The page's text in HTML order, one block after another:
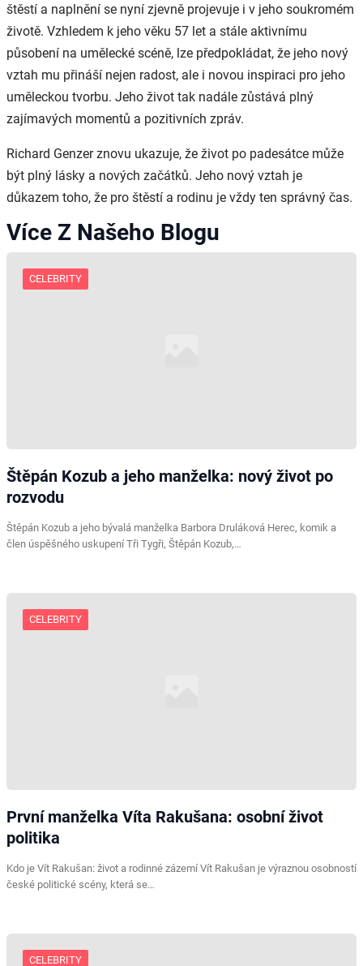
štěstí a naplnění se nyní zjevně projevuje i v jeho soukromém
životě. Vzhledem k jeho věku 57 let a stále aktivnímu
působení na umělecké scéně, lze předpokládat, že jeho nový
vztah mu přináší nejen radost, ale i novou inspiraci pro jeho
uměleckou tvorbu. Jeho život tak nadále zůstává plný
zajímavých momentů a pozitivních zpráv.
Richard Genzer znovu ukazuje, že život po padesátce může
být plný lásky a nových začátků. Jeho nový vztah je
důkazem toho, že pro štěstí a rodinu je vždy ten správný čas.
Více Z Našeho Blogu
CELEBRITY
Štěpán Kozub a jeho manželka: nový život po
rozvodu
Štěpán Kozub a jeho bývalá manželka Barbora Druláková Herec, komik a
člen úspěšného uskupení Tři Tygři, Štěpán Kozub,…
CELEBRITY
První manželka Víta Rakušana: osobní život
politika
Kdo je Vít Rakušan: život a rodinné zázemí Vít Rakušan je výraznou osobností
české politické scény, která se…
CELEBRITY